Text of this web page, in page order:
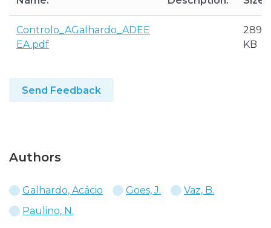
Controlo_AGalhardo_ADEE
EA.pdf
KB
Send Feedback
Authors
Galhardo, Acácio Goes, J.
Vaz, B.
Paulino, N.